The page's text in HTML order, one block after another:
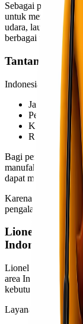
Sebagai perusahaan
untuk menjawab
udara, laut, hingga
berbagai wilayah
Tantangan
Indonesia memiliki
Jarak antar
Perbedaan
Kebutuhan
Risiko
Bagi perusahaan
manufaktur, F&B,
dapat menyebabkan
Karena itu, memilih
pengalaman
Lionel Express
Indonesia
Lionel Express
area Indonesia
kebutuhan customer.
Layanan yang